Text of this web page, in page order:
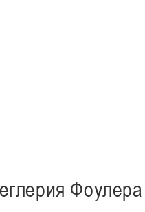
Фоулера